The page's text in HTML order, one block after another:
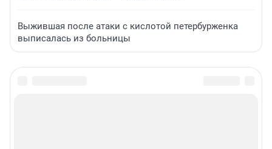
Выжившая после атаки с кислотой петербурженка
выписалась из больницы